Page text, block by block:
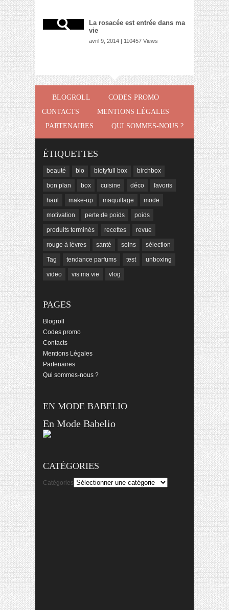
La rosacée est entrée dans ma
vie
avril 9, 2014 | 110457 Views
BLOGROLL
CODES PROMO
CONTACTS
MENTIONS LÉGALES
PARTENAIRES
QUI SOMMES-NOUS ?
ÉTIQUETTES
beauté bio biotyfull box birchbox
bon plan box cuisine déco favoris
haul make-up maquillage mode
motivation perte de poids poids
produits terminés recettes revue
rouge à lèvres santé soins sélection
Tag tendance parfums test unboxing
video vis ma vie vlog
PAGES
Blogroll
Codes promo
Contacts
Mentions Légales
Partenaires
Qui sommes-nous ?
EN MODE BABELIO
En Mode Babelio
CATÉGORIES
Catégories